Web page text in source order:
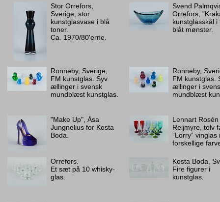
Stor Orrefors,
Sverige, stor
kunstglasvase i blå
toner.
Ca. 1970/80'erne.
Svend
Orrefors,
kunstglasskål i
blåt mønster.
Ronneby, Sverige,
FM kunstglas. Syv
ællinger i svensk
mundblæst kunstglas.
Ronneby,
FM kunstglas.
ællinger i
mundblæst
"Make Up", Åsa
Jungnelius for Kosta
Boda.
Lennart
Reijmyre, tolv
”Lorry” vinglas
forskellige
Orrefors.
Et sæt på 10 whisky-
glas.
Kosta Boda,
Fire figurer i
kunstglas.